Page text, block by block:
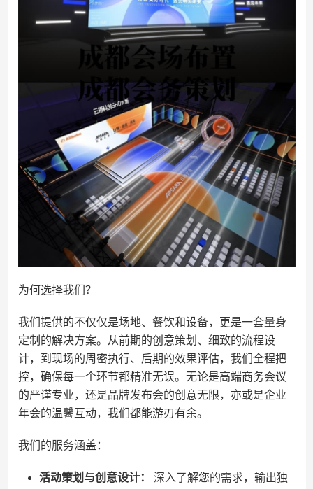
为何选择我们？
我们提供的不仅仅是场地、餐饮和设备，更是一套量身
定制的解决方案。从前期的创意策划、细致的流程设
计，到现场的周密执行、后期的效果评估，我们全程把
控，确保每一个环节都精准无误。无论是高端商务会议
的严谨专业，还是品牌发布会的创意无限，亦或是企业
年会的温馨互动，我们都能游刃有余。
我们的服务涵盖：
活动策划与创意设计：
深入了解您的需求，输出独